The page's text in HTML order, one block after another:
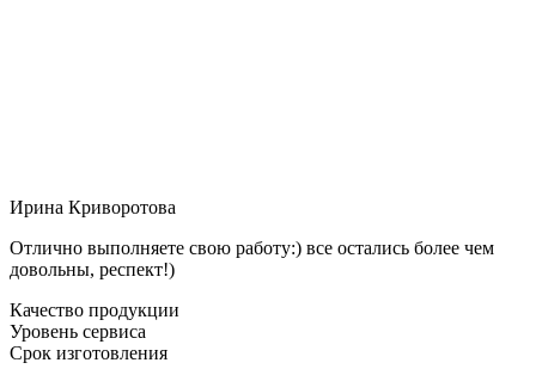
Ирина Криворотова
Отлично выполняете свою работу:) все остались более чем
довольны, респект!)
Качество продукции
Уровень сервиса
Срок изготовления